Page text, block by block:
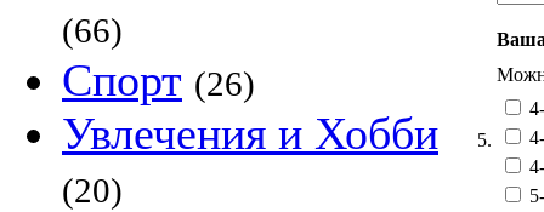
(66)
Спорт (26)
Увлечения и Хобби
(20)
5.